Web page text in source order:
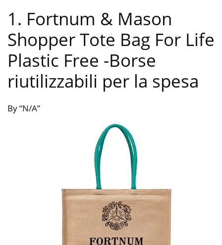
1. Fortnum & Mason
Shopper Tote Bag For Life
Plastic Free -Borse
riutilizzabili per la spesa
By “N/A”